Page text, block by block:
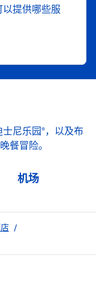
提供哪些服
尼乐园®，以及布
餐冒险。
机场
/